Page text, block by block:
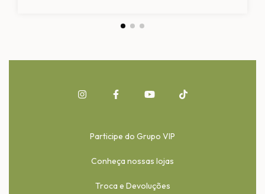
Participe do Grupo VIP
Conheça nossas lojas
Troca e Devoluções